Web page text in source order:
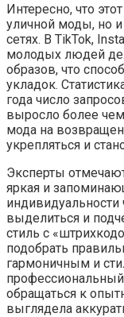
Интересно, что
уличной моды, но
сетях. В TikTok,
молодых людей
образов, что
укладок.
года число
выросло более
мода на
укрепляться и
Эксперты
яркая и
индивидуальности
выделиться и
стиль с
подобрать
гармоничным и
обращаться к
выглядела